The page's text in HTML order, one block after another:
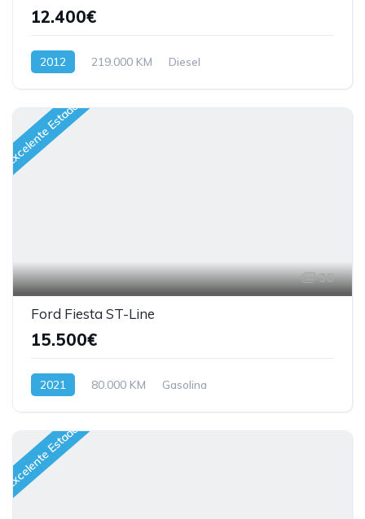
12.400€
2012 219.000 KM Diesel
Excelente Estado
36
Ford Fiesta ST-Line
15.500€
2021 80.000 KM Gasolina
Excelente Estado